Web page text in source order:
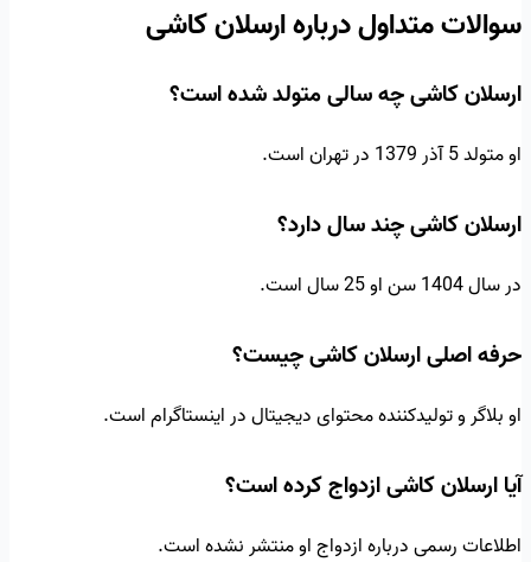
سوالات متداول درباره ارسلان کاشی
ارسلان کاشی چه سالی متولد شده است؟
او متولد 5 آذر 1379 در تهران است.
ارسلان کاشی چند سال دارد؟
در سال 1404 سن او 25 سال است.
حرفه اصلی ارسلان کاشی چیست؟
او بلاگر و تولیدکننده محتوای دیجیتال در اینستاگرام است.
آیا ارسلان کاشی ازدواج کرده است؟
اطلاعات رسمی درباره ازدواج او منتشر نشده است.